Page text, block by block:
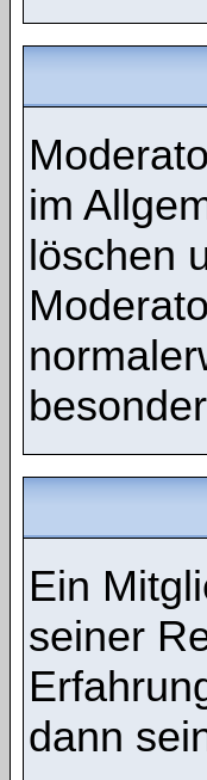
im
löschen
Ein
seiner
dann